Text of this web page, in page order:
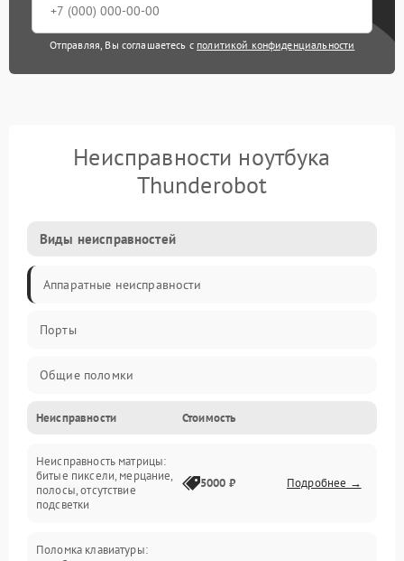
Отправляя, Вы соглашаетесь с политикой конфиденциальности
Неисправности ноутбука
Thunderobot
Виды неисправностей
Аппаратные неисправности
Порты
Общие поломки
Устройства
Программные ошибки
Электрические и системные сбои
Интерфейсные проблемы
Неисправности Стоимость
Неисправность матрицы:
битые пиксели, мерцание,
полосы, отсутствие
подсветки
5000 ₽ Подробнее →
Поломка клавиатуры: